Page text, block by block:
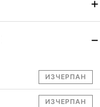
ИЗЧЕРПАН
ИЗЧЕРПАН